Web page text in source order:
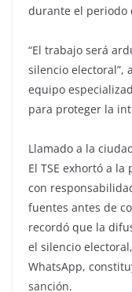
durante el periodo
“El trabajo será
silencio electoral”,
equipo
para proteger la
Llamado a la
El TSE exhortó a
con
fuentes antes de
recordó que la
el silencio
WhatsApp,
sanción.